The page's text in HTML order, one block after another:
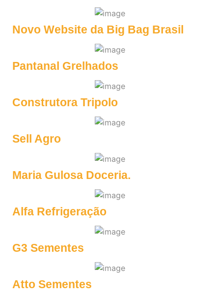
Novo Website da Big Bag Brasil
Pantanal Grelhados
Construtora Tripolo
Sell Agro
Maria Gulosa Doceria.
Alfa Refrigeração
G3 Sementes
Atto Sementes